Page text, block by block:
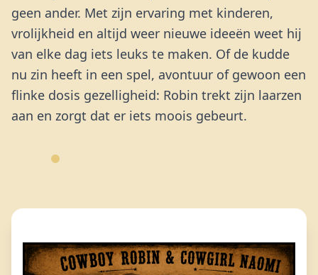
geen ander. Met zijn ervaring met kinderen,
vrolijkheid en altijd weer nieuwe ideeën weet hij
van elke dag iets leuks te maken. Of de kudde
nu zin heeft in een spel, avontuur of gewoon een
flinke dosis gezelligheid: Robin trekt zijn laarzen
aan en zorgt dat er iets moois gebeurt.